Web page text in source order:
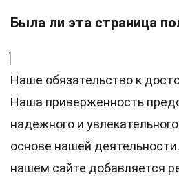
Была ли эта страница
Наше обязательство к
Наша приверженность
надежного и
основе нашей
нашем сайте добавляется